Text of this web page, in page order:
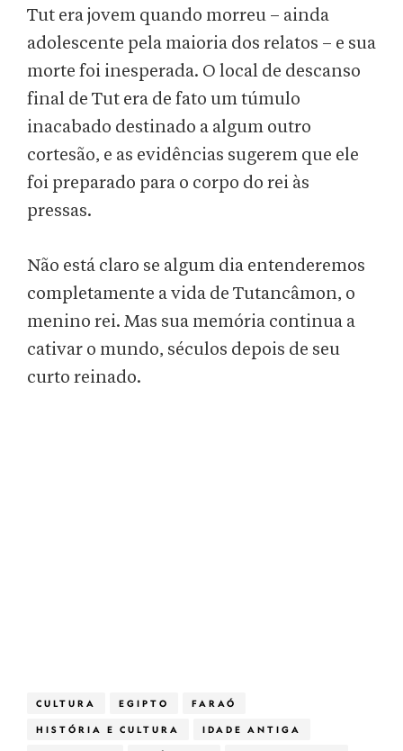
Tut era jovem quando morreu – ainda
adolescente pela maioria dos relatos – e sua
morte foi inesperada. O local de descanso
final de Tut era de fato um túmulo
inacabado destinado a algum outro
cortesão, e as evidências sugerem que ele
foi preparado para o corpo do rei às
pressas.
Não está claro se algum dia entenderemos
completamente a vida de Tutancâmon, o
menino rei. Mas sua memória continua a
cativar o mundo, séculos depois de seu
curto reinado.
CULTURA EGIPTO FARAÓ
HISTÓRIA E CULTURA IDADE ANTIGA